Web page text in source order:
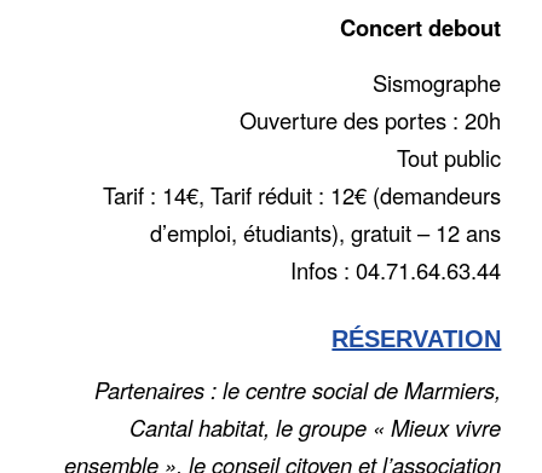
Concert debout
Sismographe
Ouverture des portes : 20h
Tout public
Tarif : 14€, Tarif réduit : 12€ (demandeurs
d’emploi, étudiants), gratuit – 12 ans
Infos : 04.71.64.63.44
RÉSERVATION
Partenaires : le centre social de Marmiers,
Cantal habitat, le groupe « Mieux vivre
ensemble », le conseil citoyen et l’association